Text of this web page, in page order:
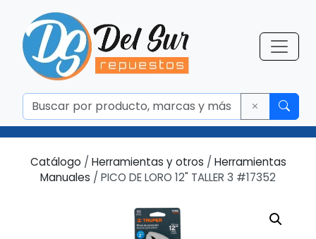
Catálogo / Herramientas y otros / Herramientas
Manuales / PICO DE LORO 12" TALLER 3 #17352